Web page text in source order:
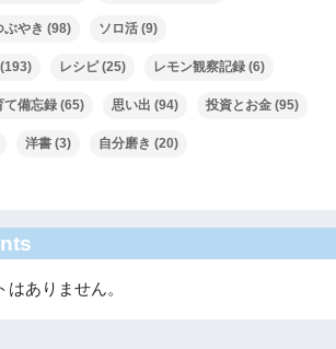
ぶやき (98) ソロ活 (9)
(193) レシピ(25) レモン観察記録 (6)
て備忘録 (65) 思い出 (94) 投資とお金 (95)
洋書 (3) 自分磨き (20)
ありません。